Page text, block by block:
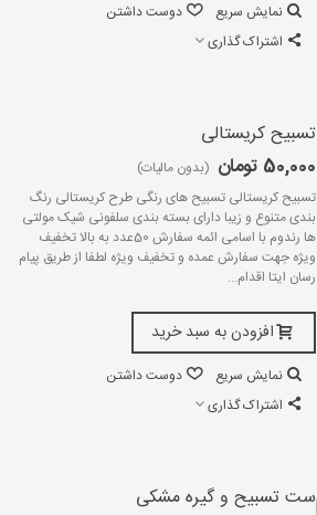
نمایش سریع
دوست داشتن
اشتراک گذاری
تسبیح کریستالی
50,000 تومان
(بدون مالیات)
تسبیح کریستالی تسبیح های رنگی طرح کریستالی رنگ
بندی متنوع و زیبا دارای بسته بندی سلفونی شیک مولتی
ها رندوم با اسامی ائمه سفارش 50عدد به بالا تخفیف
ویژه جهت سفارش عمده و تخفیف ویژه لطفا از طریق پیام
رسان ایتا اقدام...
افزودن به سبد خرید
نمایش سریع
دوست داشتن
اشتراک گذاری
ست تسبیح و گیره مشکی